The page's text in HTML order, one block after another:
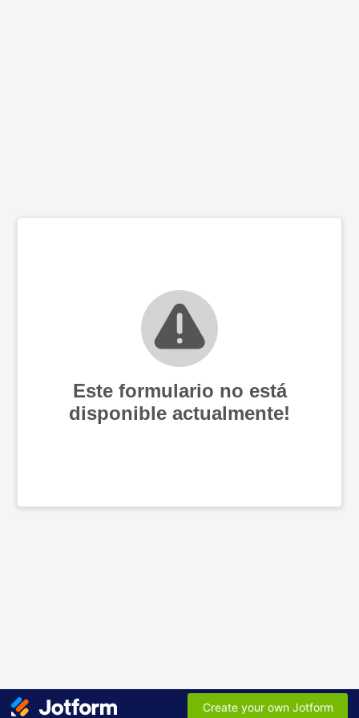
Este formulario no está
disponible actualmente!
Create your own Jotform